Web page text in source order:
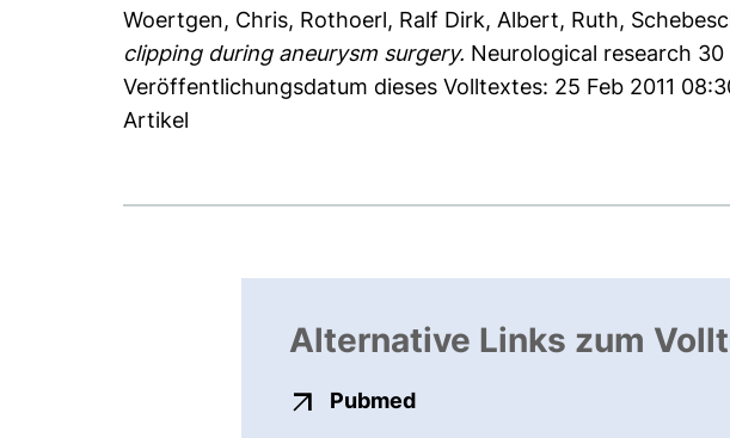
Woertgen, Chris, Rothoerl, Ralf Dirk,Albert, Ruth,
clipping during aneurysm surgery. Neurological research
Veröffentlichungsdatum dieses Volltextes: 25 Feb 2011
Artikel
Alternative Links zum
Pubmedexterner Link, öffnet neues